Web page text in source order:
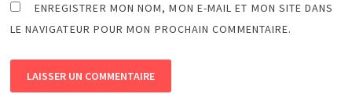
ENREGISTRER MON NOM, MON E-MAIL ET MON SITE DANS
LE NAVIGATEUR POUR MON PROCHAIN COMMENTAIRE.